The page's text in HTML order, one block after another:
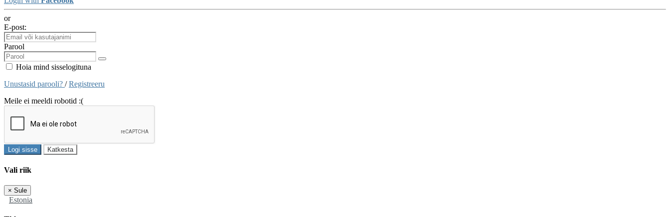
or
E-post:
Parool
Hoia mind sisselogituna
Unustasid parooli? /Registreeru
Meile ei meeldi robotid :(
Logi sisse Katkesta
Vali riik
× Sule
Estonia